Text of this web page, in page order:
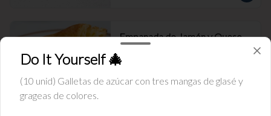
Empanada de Jamón y Queso
Do It Yourself 🎄
(10 unid) Galletas de azúcar con tres mangas de glasé y
grageas de colores.